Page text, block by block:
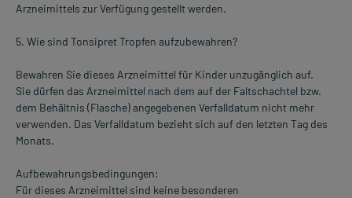
Arzneimittels zur Verfügung gestellt werden.
5. Wie sind Tonsipret Tropfen aufzubewahren?
Bewahren Sie dieses Arzneimittel für Kinder unzugänglich auf.
Sie dürfen das Arzneimittel nach dem auf der Faltschachtel bzw.
dem Behältnis (Flasche) angegebenen Verfalldatum nicht mehr
verwenden. Das Verfalldatum bezieht sich auf den letzten Tag des
Monats.
Aufbewahrungsbedingungen:
Für dieses Arzneimittel sind keine besonderen